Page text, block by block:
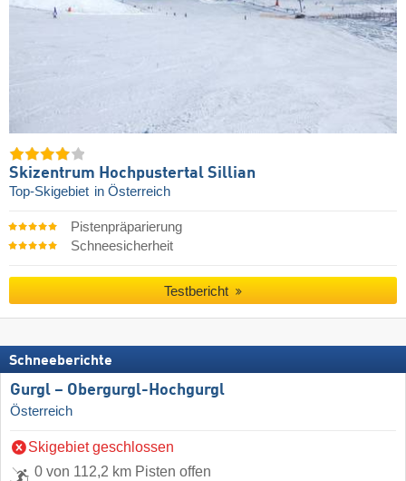
Skizentrum Hochpustertal Sillian
Top-Skigebiet in Österreich
Pistenpräparierung
Schneesicherheit
Testbericht
Schneeberichte
Gurgl – Obergurgl-Hochgurgl
Österreich
Skigebiet geschlossen
0 von 112,2 km Pisten offen